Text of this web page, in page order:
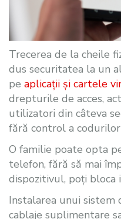
Trecerea de la cheile
dus securitatea la un
pe aplicații și cartele
drepturile de acces,
utilizatori din câteva
fără control a
O familie poate opta
telefon, fără să mai
dispozitivul, poți
Instalarea unui sistem
cablaje suplimentare